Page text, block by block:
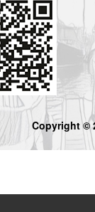
Copyright ©